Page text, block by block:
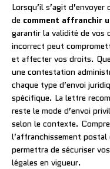
Lorsqu’il s’agit
de comment affranchir
garantir la validité de vos
incorrect peut
et affecter vos droits.
une contestation
chaque type d’envoi
spécifique. La lettre
reste le mode d’envoi
selon le contexte.
l’affranchissement postal
permettra de sécuriser
légales en vigueur.